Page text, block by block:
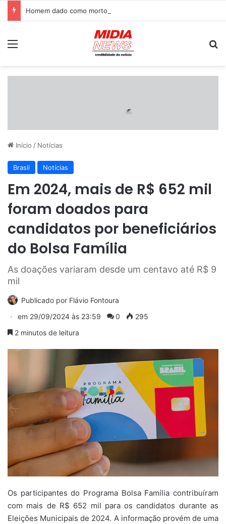
Início / Notícias
Brasil Notícias
Em 2024, mais de R$ 652 mil
foram doados para
candidatos por beneficiários
do Bolsa Família
As doações variaram desde um centavo até R$ 9
mil
Publicado por Flávio Fontoura
em 29/09/2024 às 23:59 0
295
2 minutos de leitura
Os participantes do Programa Bolsa Família contribuíram
com mais de R$ 652 mil para os candidatos durante as
Eleições Municipais de 2024. A informação provém de uma